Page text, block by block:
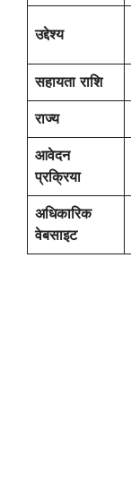
उद्देश्य
सहायता राशि
राज्य
आवेदन
प्रक्रिया
अधिकारिक
वेबसाइट